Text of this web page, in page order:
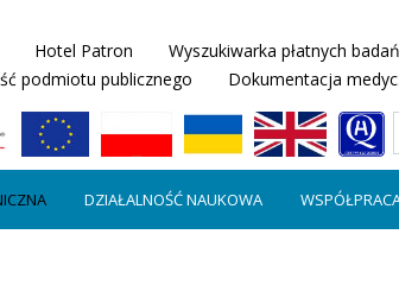
Hotel Patron Wyszukiwarka płatnych badań
podmiotu publicznego
Dokumentacja
DZIAŁALNOŚĆ NAUKOWA